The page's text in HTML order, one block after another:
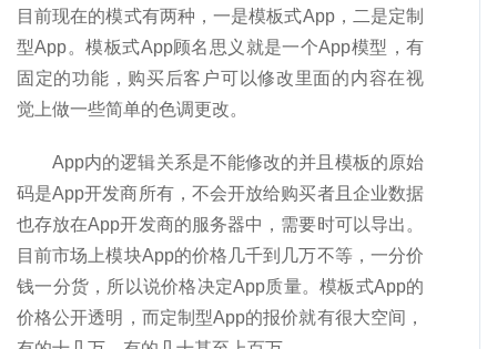
目前现在的模式有两种，一是模板式App，二是定制
型App。模板式App顾名思义就是一个App模型，有
固定的功能，购买后客户可以修改里面的内容在视
觉上做一些简单的色调更改。
App内的逻辑关系是不能修改的并且模板的原始
码是App开发商所有，不会开放给购买者且企业数据
也存放在App开发商的服务器中，需要时可以导出。
目前市场上模块App的价格几千到几万不等，一分价
钱一分货，所以说价格决定App质量。模板式App的
价格公开透明，而定制型App的报价就有很大空间，